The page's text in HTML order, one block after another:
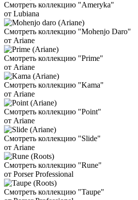
Смотреть коллекцию "Ameryka"
от Lubiana
Смотреть коллекцию "Mohenjo Daro"
от Ariane
Смотреть коллекцию "Prime"
от Ariane
Смотреть коллекцию "Kama"
от Ariane
Смотреть коллекцию "Point"
от Ariane
Смотреть коллекцию "Slide"
от Ariane
Смотреть коллекцию "Rune"
от Porser Professional
Смотреть коллекцию "Taupe"